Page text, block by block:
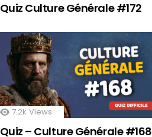
Quiz Culture Générale #172
7.2k Views
Quiz – Culture Générale #168